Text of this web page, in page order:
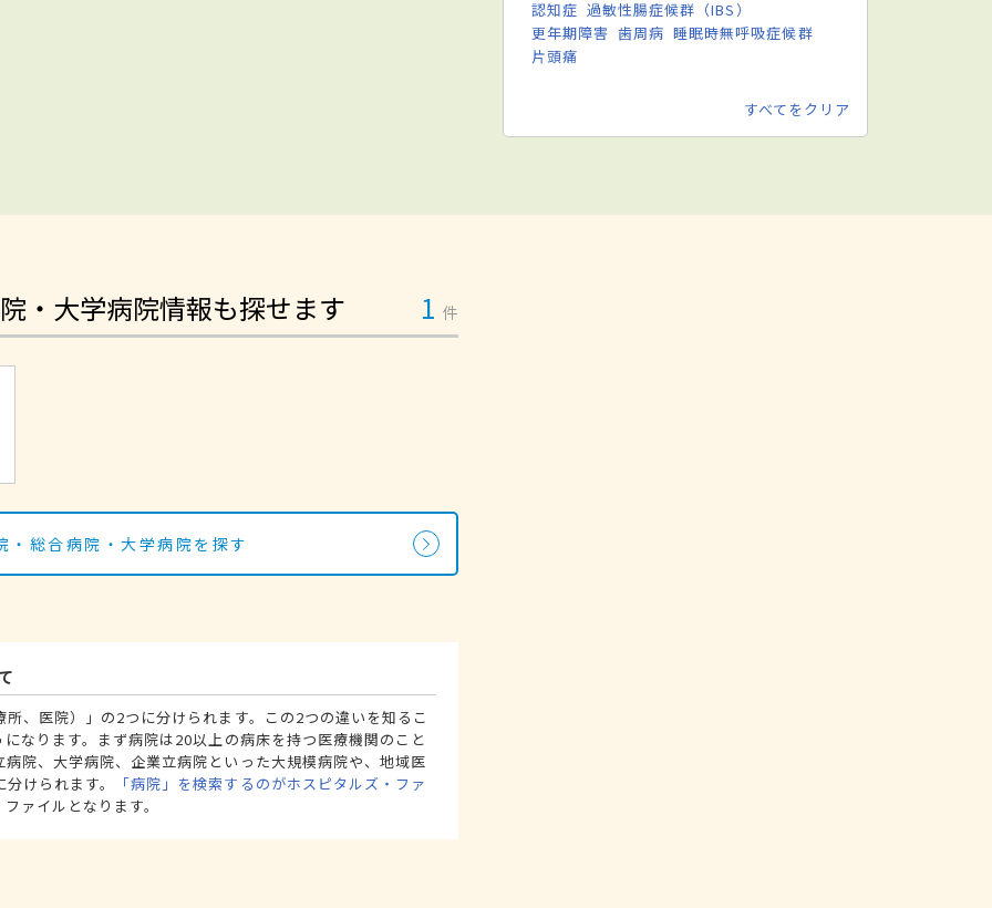
認知症 過敏性腸症候群（IBS）
更年期障害 歯周病 睡眠時無呼吸症候群
片頭痛
すべてをクリア
・大学病院情報も探せます 1 件
・総合病院・大学病院を探す
、医院）」の2つに分けられます。この2つの違いを知るこ
なります。まず病院は20以上の病床を持つ医療機関のこと
院、大学病院、企業立病院といった大規模病院や、地域医
けられます。
「病院」を検索するのがホスピタルズ・ファ
ァイルとなります。